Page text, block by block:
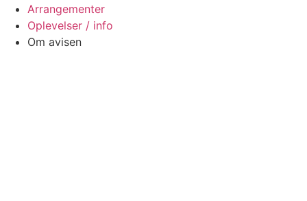
Arrangementer
Oplevelser / info
Om avisen